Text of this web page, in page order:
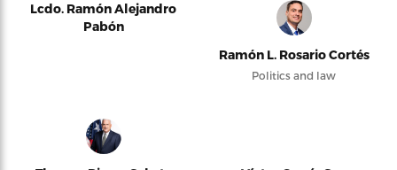
Lcdo. Ramón Alejandro
Pabón
Ramón L. Rosario Cortés
Politics and law